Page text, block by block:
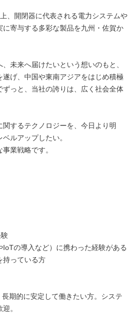
、開閉器に代表される電力システムや
寄与する多彩な製品を九州・佐賀か
未来へ届けたいという想いのもと、
げ、中国や東南アジアをはじめ積極
っと、当社の誇りは、広く社会全体
するテクノロジーを、今日より明
ルアップしたい。
業戦略です。
IoTの導入など）に携わった経験がある
持っている方
期的に安定して働きたい方。システ
。